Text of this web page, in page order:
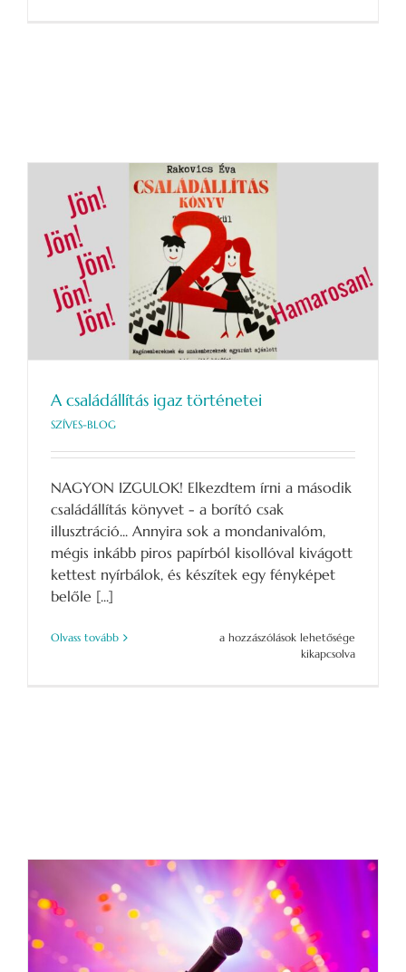
A családállítás igaz történetei
SZÍVES-BLOG
NAGYON IZGULOK! Elkezdtem írni a második
családállítás könyvet - a borító csak
illusztráció... Annyira sok a mondanivalóm,
mégis inkább piros papírból kisollóval kivágott
kettest nyírbálok, és készítek egy fényképet
belőle [...]
Olvass tovább
A
a hozzászólások lehetősége
kikapcsolva